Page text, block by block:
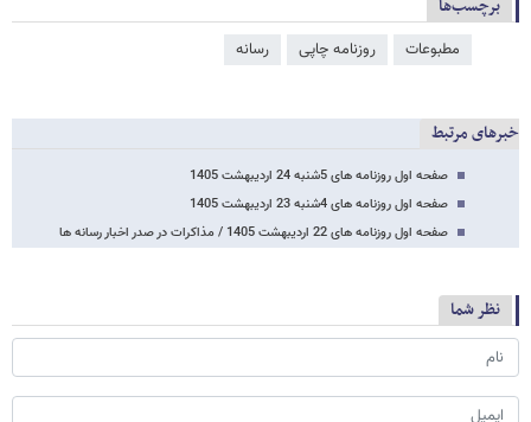
برچسب‌ها
مطبوعات روزنامه چاپی رسانه
خبرهای مرتبط
صفحه اول روزنامه های 5شنبه 24 اردیبهشت 1405
صفحه اول روزنامه های 4شنبه 23 اردیبهشت 1405
صفحه اول روزنامه های 22 اردیبهشت 1405 / مذاکرات در صدر اخبار رسانه ها
نظر شما